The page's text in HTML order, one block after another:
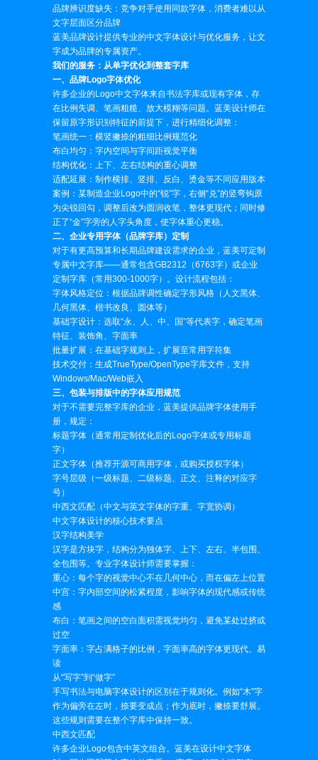
品牌辨识度缺失：竞争对手使用同款字体，消费者难以从
文字层面区分品牌
蓝美品牌设计提供专业的中文字体设计与优化服务，让文
字成为品牌的专属资产。
我们的服务：从单字优化到整套字库
一、品牌Logo字体优化
许多企业的Logo中文字体来自书法字库或现有字体，存
在比例失调、笔画粗糙、放大模糊等问题。蓝美设计师在
保留原字形识别特征的前提下，进行精细化调整：
笔画统一：横竖撇捺的粗细比例规范化
布白均匀：字内空间与字间距视觉平衡
结构优化：上下、左右结构的重心调整
适配延展：制作横排、竖排、反白、烫金等不同应用版本
案例：某制造企业Logo中的“锐”字，右侧“兑”的竖弯钩原
为尖锐回勾，调整后改为圆润收笔，整体更现代；同时修
正了“金”字旁的人字头角度，使字体重心更稳。
二、企业专用字体（品牌字库）定制
对于有更高预算和长期品牌建设需求的企业，蓝美可定制
专属中文字库——通常包含GB2312（6763字）或企业
定制字库（常用300-1000字）。设计流程包括：
字体风格定位：根据品牌调性确定字形风格（人文黑体、
几何黑体、楷书改良、圆体等）
基础字设计：选取“永、人、中、国”等代表字，确定笔画
特征、装饰角、字面率
批量扩展：在基础字规则上，扩展至常用字符集
技术交付：生成TrueType/OpenType字库文件，支持
Windows/Mac/Web嵌入
三、包装与排版中的字体应用规范
对于不需要完整字库的企业，蓝美提供品牌字体使用手
册，规定：
标题字体（通常用定制优化后的Logo字体或专用标题
字）
正文字体（推荐开源可商用字体，或购买授权字体）
字号层级（一级标题、二级标题、正文、注释的对应字
号）
中西文匹配（中文与英文字体的字重、字宽协调）
中文字体设计的核心技术要点
汉字结构美学
汉字是方块字，结构分为独体字、上下、左右、半包围、
全包围等。专业字体设计师需要掌握：
重心：每个字的视觉中心不在几何中心，而在偏左上位置
中宫：字内部空间的松紧程度，影响字体的现代感或传统
感
布白：笔画之间的空白面积需视觉均匀，避免某处过挤或
过空
字面率：字占满格子的比例，字面率高的字体更现代、易
读
从“写字”到“做字”
手写书法与电脑字体设计的区别在于规则化。例如“木”字
作为偏旁在左时，捺要变成点；作为底时，撇捺要舒展。
这些规则需要在整个字库中保持一致。
中西文匹配
许多企业Logo包含中英文组合。蓝美在设计中文字体